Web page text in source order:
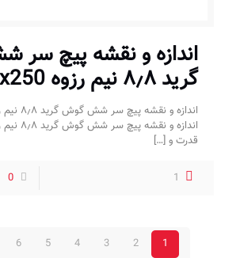
اندازه و نقشه پیچ
گرید ۸٫۸ نیم رزوه M16x250
قدرت و […]
1
0
1
2
3
4
5
6